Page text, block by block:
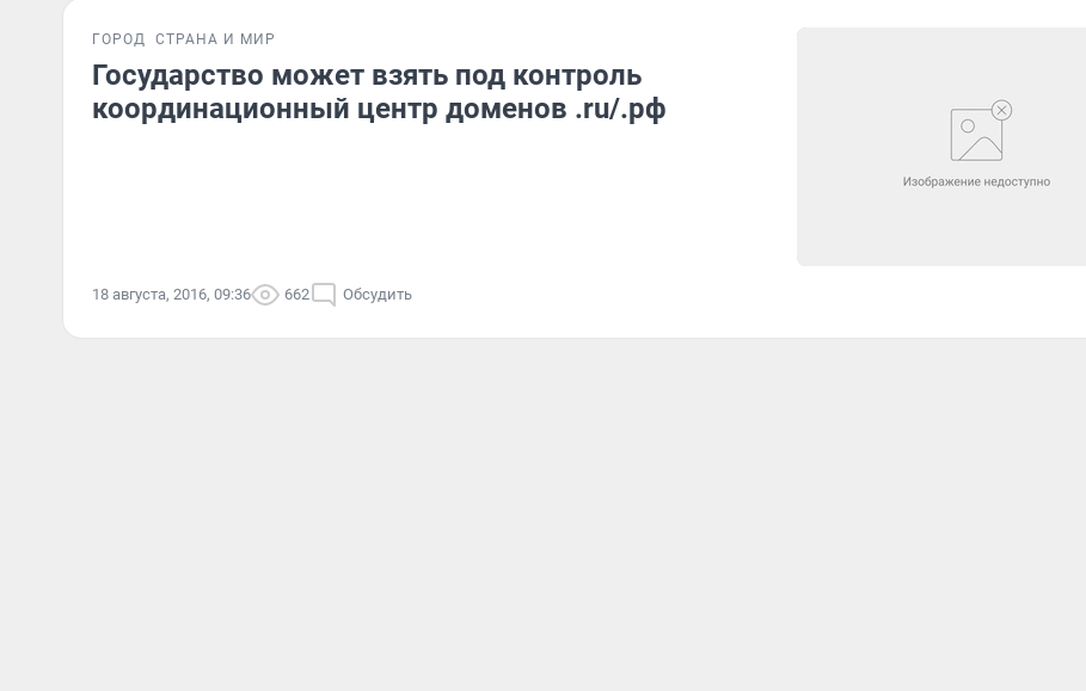
ГОРОД СТРАНА И МИР
Государство может взять под контроль
координационный центр доменов .ru/.рф
18 августа, 2016, 09:36 662 Обсудить